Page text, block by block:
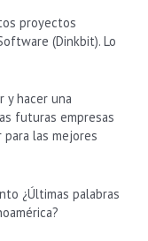
proyectos
(Dinkbit). Lo
y hacer una
futuras empresas
las mejores
¿Últimas palabras